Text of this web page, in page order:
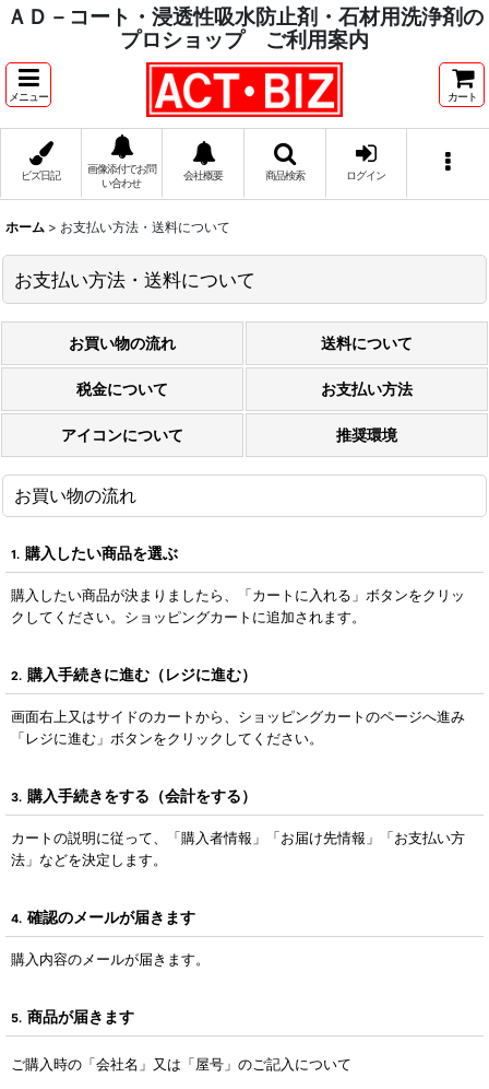
ＡＤ－コート・浸透性吸水防止剤・石材用洗浄剤の
プロショップ ご利用案内
メニュー カート
ビズ日記
画像添付でお問
い合わせ
会社概要 商品検索 ログイン
ホーム > お支払い方法・送料について
お支払い方法・送料について
お買い物の流れ 送料について
税金について お支払い方法
アイコンについて 推奨環境
お買い物の流れ
1. 購入したい商品を選ぶ
購入したい商品が決まりましたら、「カートに入れる」ボタンをクリッ
クしてください。ショッピングカートに追加されます。
2. 購入手続きに進む（レジに進む）
画面右上又はサイドのカートから、ショッピングカートのページへ進み
「レジに進む」ボタンをクリックしてください。
3. 購入手続きをする（会計をする）
カートの説明に従って、「購入者情報」「お届け先情報」「お支払い方
法」などを決定します。
4. 確認のメールが届きます
購入内容のメールが届きます。
5. 商品が届きます
ご購入時の「会社名」又は「屋号」のご記入について